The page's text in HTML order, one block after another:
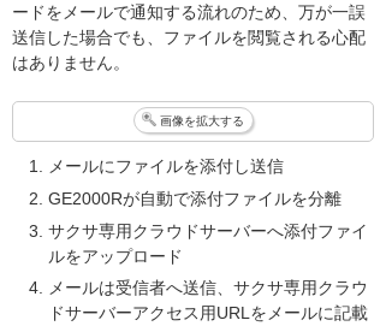
ードをメールで通知する流れのため、万が一誤
送信した場合でも、ファイルを閲覧される心配
はありません。
画像を拡大する
メールにファイルを添付し送信
GE2000Rが自動で添付ファイルを分離
サクサ専用クラウドサーバーへ添付ファイ
ルをアップロード
メールは受信者へ送信、サクサ専用クラウ
ドサーバーアクセス用URLをメールに記載